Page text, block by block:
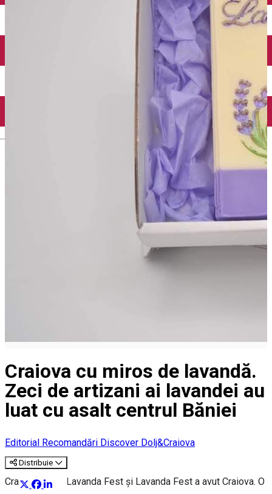
Încărcare vehicule electrice
Craiova cu miros de lavandă.
Zeci de artizani ai lavandei au
luat cu asalt centrul Băniei
Editorial Recomandări Discover Dolj&Craiova
Distribuie
Craiova a avut Lavanda Fest și Lavanda Fest a avut Craiova. O